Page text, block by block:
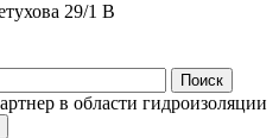
29/1 В
Поиск
в области гидроизоляции